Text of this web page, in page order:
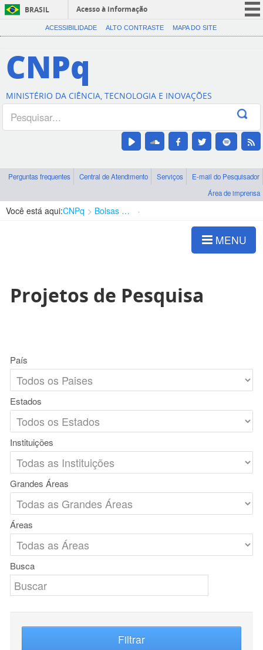
BRASIL
Acesso à informação
CORONAVÍRUS (COVID-19)
Canais
ACESSIBILIDADE ALTO CONTRASTE MAPA DO SITE
CNPq
MINISTÉRIO DA CIÊNCIA, TECNOLOGIA E INOVAÇÕES
Perguntas frequentes Central de Atendimento Serviços
E-mail do Pesquisador
Área de imprensa
Você está aqui:CNPq Bolsas e Auxílios Vigentes
MENU
Projetos de Pesquisa
País
Estados
Instituições
Grandes Áreas
Áreas
Busca
Filtrar